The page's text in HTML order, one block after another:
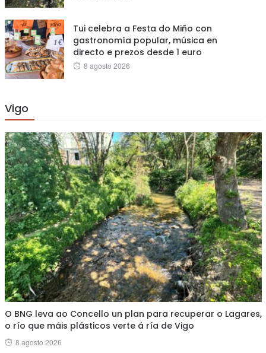
Tui celebra a Festa do Miño con
gastronomía popular, música en
directo e prezos desde 1 euro
Posted
8 agosto 2026
Vigo
O BNG leva ao Concello un plan para recuperar o Lagares,
o río que máis plásticos verte á ría de Vigo
Posted
8 agosto 2026